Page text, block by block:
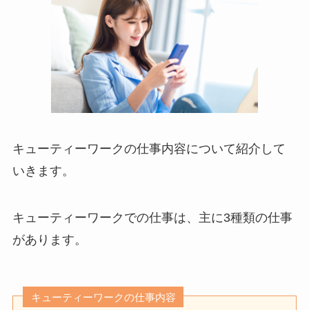
キューティーワークの仕事内容について紹介して
いきます。
キューティーワークでの仕事は、主に3種類の仕事
があります。
キューティーワークの仕事内容